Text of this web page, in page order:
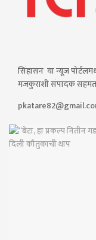
सिंहासन या न्यूज
मजकुराशी संपादक